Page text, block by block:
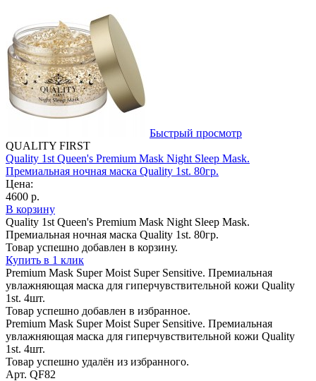
Быстрый просмотр
QUALITY FIRST
Quality 1st Queen's Premium Mask Night Sleep Mask.
Премиальная ночная маска Quality 1st. 80гр.
Цена:
4600 р.
В корзину
Quality 1st Queen's Premium Mask Night Sleep Mask.
Премиальная ночная маска Quality 1st. 80гр.
Товар успешно добавлен в корзину.
Купить в 1 клик
Premium Mask Super Moist Super Sensitive. Премиальная
увлажняющая маска для гиперчувствительной кожи Quality
1st. 4шт.
Товар успешно добавлен в избранное.
Premium Mask Super Moist Super Sensitive. Премиальная
увлажняющая маска для гиперчувствительной кожи Quality
1st. 4шт.
Товар успешно удалён из избранного.
Арт. QF82